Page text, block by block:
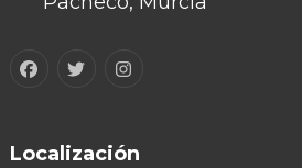
Localización